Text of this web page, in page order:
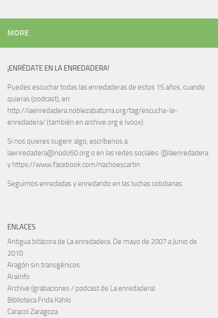
MORE
¡ENRÉDATE EN LA ENREDADERA!
Puedes escuchar todas las enredaderas de estos 15 años, cuando
quieras (podcast), en
http://laenredadera.noblezabaturra.org/tag/escucha-la-
enredadera/ (también en archive.org e Ivoox).
Si nos quieres sugerir algo, escríbenos a
laenredadera@nodo50.org o en las redes sociales: @laenredadera
y https://www.facebook.com/nachoescartin
Seguimos enredadas y enredando en las luchas cotidianas.
ENLACES
Antigua bitácora de La enredadera. De mayo de 2007 a Junio de
2010
Aragón sin transgénicos
AraInfo
Archive (grabaciones / podcast de La enredadera)
Biblioteca Frida Kahlo
Caracol Zaragoza